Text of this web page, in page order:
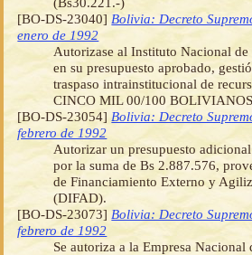
[BO-DS-23040] Bolivia: Decreto
enero de 1992
Autorizase al Instituto Nacional
en su presupuesto aprobado,
traspaso intrainstitucional de
CINCO MIL 00/100
[BO-DS-23054]Bolivia: Decreto
febrero de 1992
Autorizar un presupuesto
por la suma de Bs 2.887.576,
de Financiamiento Externo y
(DIFAD).
[BO-DS-23073] Bolivia: Decreto
febrero de 1992
Se autoriza a la Empresa